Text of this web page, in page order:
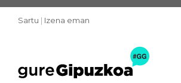
Sartu | Izena eman